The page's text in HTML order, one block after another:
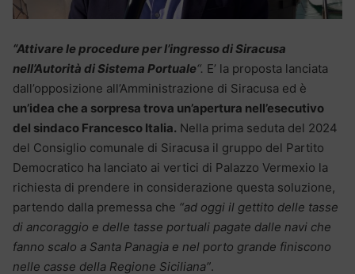
“Attivare le procedure per l’ingresso di Siracusa
nell’Autorità di Sistema Portuale“. E’ la proposta lanciata
dall’opposizione all’Amministrazione di Siracusa ed è
un’idea che a sorpresa trova un’apertura nell’esecutivo
del sindaco Francesco Italia. Nella prima seduta del 2024
del Consiglio comunale di Siracusa il gruppo del Partito
Democratico ha lanciato ai vertici di Palazzo Vermexio la
richiesta di prendere in considerazione questa soluzione,
partendo dalla premessa che “ad oggi il gettito delle tasse
di ancoraggio e delle tasse portuali pagate dalle navi che
fanno scalo a Santa Panagia e nel porto grande finiscono
nelle casse della Regione Siciliana”.